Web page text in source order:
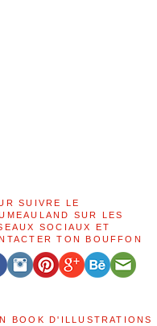
SUIVRE LE
SUR LES
SOCIAUX ET
TON BOUFFON
BOOK D'ILLUSTRATIONS